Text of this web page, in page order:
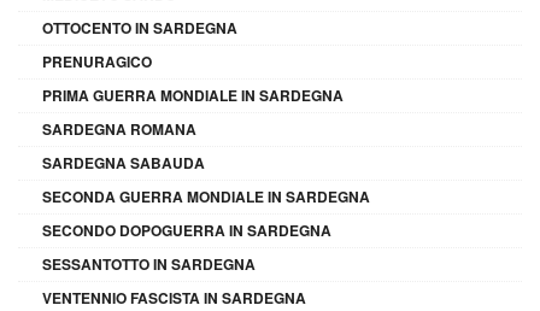
OTTOCENTO IN SARDEGNA
PRENURAGICO
PRIMA GUERRA MONDIALE IN SARDEGNA
SARDEGNA ROMANA
SARDEGNA SABAUDA
SECONDA GUERRA MONDIALE IN SARDEGNA
SECONDO DOPOGUERRA IN SARDEGNA
SESSANTOTTO IN SARDEGNA
VENTENNIO FASCISTA IN SARDEGNA